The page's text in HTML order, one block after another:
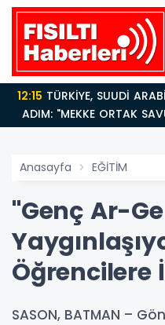
12:15
ADIM: "MEKKE ORTAK
Anasayfa EĞİTİM
"Genç Ar-
Öğrencilere
SASON, BATMAN –